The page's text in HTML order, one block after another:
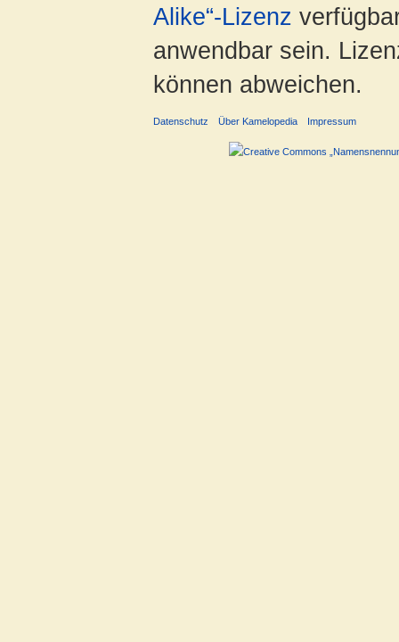
Alike“-Lizenz
anwendbar sein.
können abweichen.
Datenschutz Über Kamelopedia Impressum